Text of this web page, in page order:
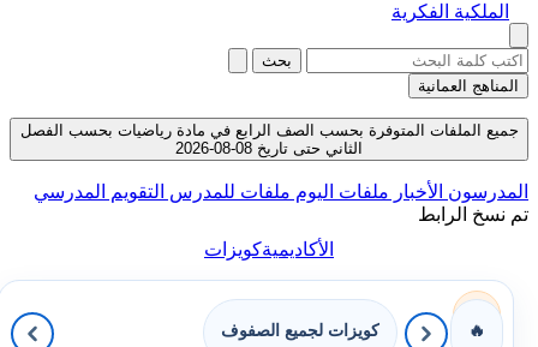
الملكية الفكرية
بحث
المناهج العمانية
جميع الملفات المتوفرة بحسب الصف الرابع في مادة رياضيات بحسب الفصل
الثاني حتى تاريخ 08-08-2026
المدرسون الأخبار ملفات اليوم ملفات للمدرس التقويم المدرسي
تم نسخ الرابط
الأكاديميةكويزات
🔥 كويزات لجميع الصفوف